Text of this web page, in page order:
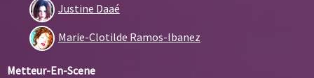
Justine Daaé
Marie-Clotilde Ramos-Ibanez
Metteur-En-Scene